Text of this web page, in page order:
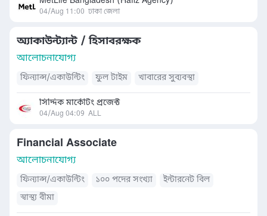
04/Aug 11:00 ঢাকা জেলা
অ্যাকাউন্ট্যান্ট / হিসাবরক্ষক
আলোচনাযোগ্য
ফিন্যান্স/একাউন্টিং ফুল টাইম খাবারের সুব্যবস্থা
সিদ্দিক মার্কেটিং প্রজেক্ট
04/Aug 04:09 ALL
Financial Associate
আলোচনাযোগ্য
ফিন্যান্স/একাউন্টিং ১০০ পদের সংখ্যা
ইন্টারনেট বিল
স্বাস্থ্য বীমা